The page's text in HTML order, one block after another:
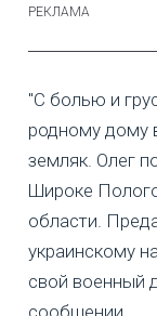
"С болью и
родному дому
земляк. Олег
Широке
области.
украинскому
свой военный
сообщении.